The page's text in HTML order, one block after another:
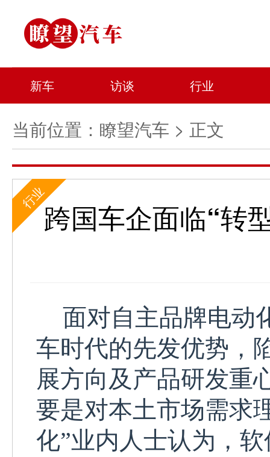
新车 访谈 行业
当前位置： 瞭望汽车 > 正文
行业
跨国车企面临“转
面对自主品牌电动
车时代的先发优势，
展方向及产品研发重
要是对本土市场需求
化”业内人士认为，